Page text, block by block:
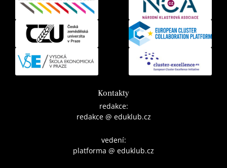
Kontakty
redakce:
redakce @ eduklub.cz
vedení:
platforma @ eduklub.cz